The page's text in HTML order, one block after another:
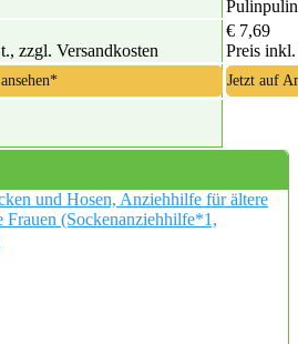
Pulinpulin
zzgl. Versandkosten
€ 7,69
Preis
Jetzt auf
und Hosen, Anziehhilfe für ältere
Frauen (Sockenanziehhilfe*1,